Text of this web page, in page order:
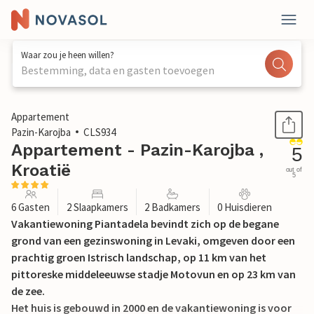
Waar zou je heen willen?
Bestemming, data en gasten toevoegen
1 / 38
Appartement
Pazin-Karojba
CLS934
Appartement - Pazin-Karojba ,
Kroatië
5
out of
5
6 Gasten 2 Slaapkamers 2 Badkamers 0 Huisdieren
Vakantiewoning Piantadela bevindt zich op de begane
grond van een gezinswoning in Levaki, omgeven door een
prachtig groen Istrisch landschap, op 11 km van het
pittoreske middeleeuwse stadje Motovun en op 23 km van
de zee.
Het huis is gebouwd in 2000 en de vakantiewoning is voor